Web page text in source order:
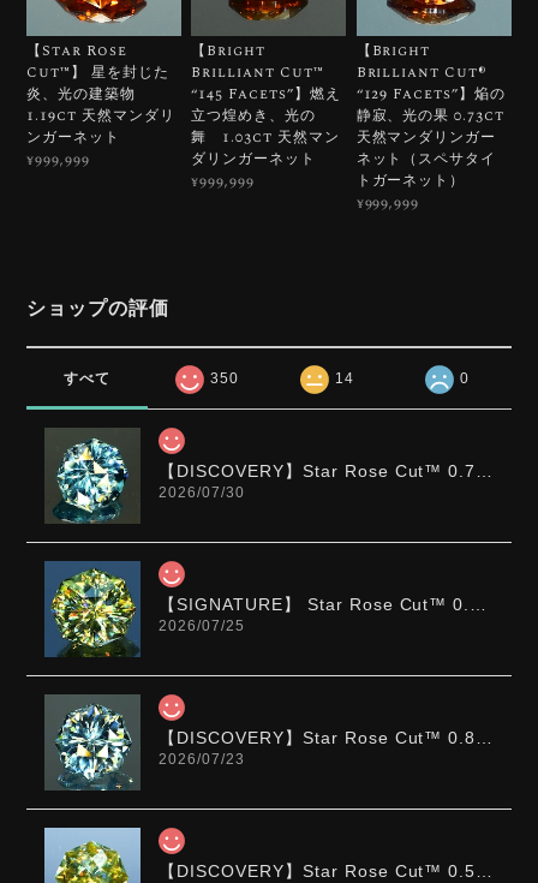
【Star Rose
Cut™️】 星を封じた
炎、光の建築物
1.19ct 天然マンダリ
ンガーネット
¥999,999
【Bright
Brilliant Cut™️
“145 Facets”】燃え
立つ煌めき、光の
舞 1.03ct 天然マン
ダリンガーネット
¥999,999
【Bright
Brilliant Cut®︎
“129 Facets”】焔の
静寂、光の果 0.73ct
天然マンダリンガー
ネット（スペサタイ
トガーネット）
¥999,999
ショップの評価
すべて 350 14 0
2026/07/30
2026/07/25
2026/07/23